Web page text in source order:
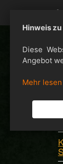
Hinweis
Diese
Angebot
Mehr lesen